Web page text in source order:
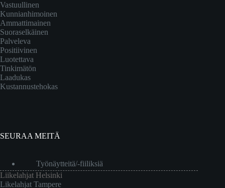
Vastuullinen
Kunnianhimoinen
Ammattimainen
Suoraselkäinen
Palveleva
Positiivinen
Luotettava
Tinkimätön
Laadukas
Kustannustehokas
SEURAA MEITÄ
Työnäytteitä/-fiiliksiä
Liikelahjat Helsinki
Likelahjat Tampere